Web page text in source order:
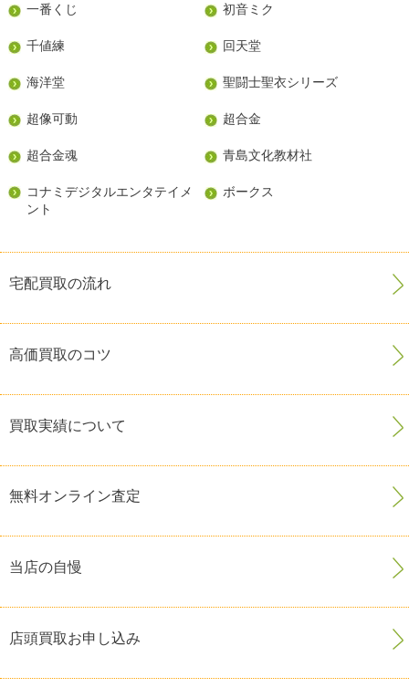
一番くじ 初音ミク
千値練 回天堂
海洋堂 聖闘士聖衣シリーズ
超像可動 超合金
超合金魂 青島文化教材社
コナミデジタルエンタテイメ
ント
ボークス
宅配買取の流れ
高価買取のコツ
買取実績について
無料オンライン査定
当店の自慢
店頭買取お申し込み